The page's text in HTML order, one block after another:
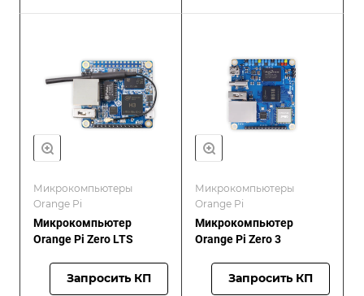
Микрокомпьютеры
Orange Pi
Микрокомпьютер
Orange Pi Zero LTS
Запросить КП
Микрокомпьютеры
Orange Pi
Микрокомпьютер
Orange Pi Zero 3
Запросить КП